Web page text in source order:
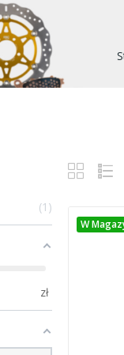
1
zł
W